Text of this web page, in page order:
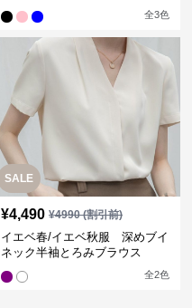
全3色
SALE
¥4,490 ¥4990(割引前)
イエベ春/イエベ秋服 深めブイ
ネック半袖とろみブラウス
全2色